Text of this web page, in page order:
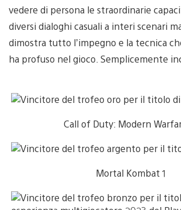
vedere di persona le straordinarie
diversi dialoghi casuali a interi scenari
dimostra tutto l’impegno e la tecnica
ha profuso nel gioco. Semplicemente
Call of Duty: Modern
Mortal Kombat 1